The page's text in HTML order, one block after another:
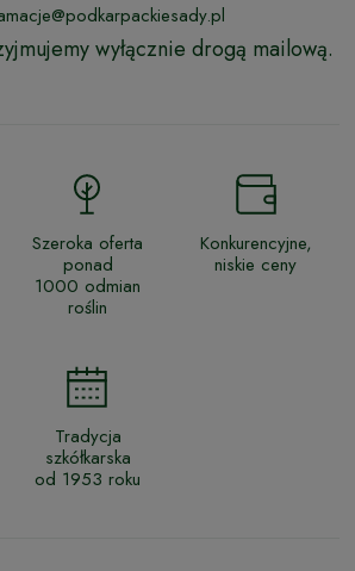
wyłącznie drogą mailową.
Szeroka oferta
ponad
1000 odmian
roślin
Konkurencyjne,
niskie ceny
Tradycja
szkółkarska
od 1953 roku